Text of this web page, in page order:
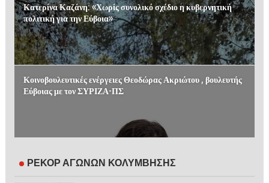
Κατερίνα Καζάνη: «Χωρίς συνολικό σχέδιο η κυβερνητική
πολιτική για την Εύβοια»
Κοινοβουλευτικές ενέργειες Θεοδώρας Ακριώτου , βουλευτής
Εύβοιας με τον ΣΥΡΙΖΑ-ΠΣ
ΡΕΚΟΡ ΑΓΩΝΩΝ ΚΟΛΥΜΒΗΣΗΣ